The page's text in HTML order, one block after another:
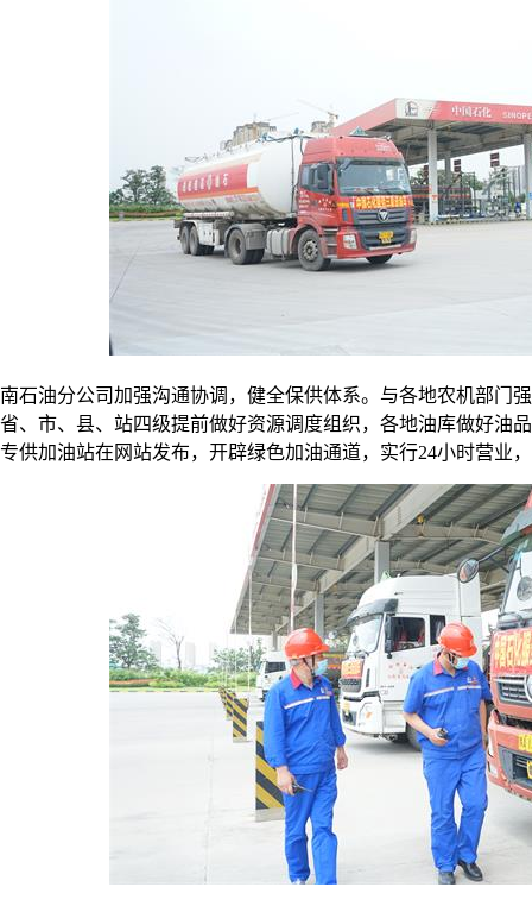
石油分公司加强沟通协调，健全保供体系。与各地农机部
、市、县、站四级提前做好资源调度组织，各地油库做好
供加油站在网站发布，开辟绿色加油通道，实行24小时营业